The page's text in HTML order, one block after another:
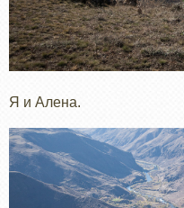
Я и Алена.